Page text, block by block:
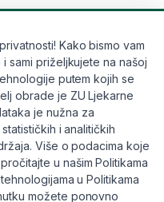
koji dodatno
stanju
važno koristiti
Kako bismo vam
sami priželjkujete na našoj
putem kojih se
obrade je ZU Ljekarne
je nužna za
i analitičkih
Više o podacima koje
u našim Politikama
u Politikama
možete ponovno